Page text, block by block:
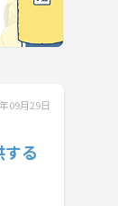
09月29日
る